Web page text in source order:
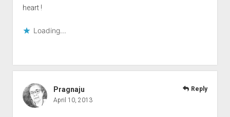
heart !
Loading...
Pragnaju
April 10, 2013
Reply